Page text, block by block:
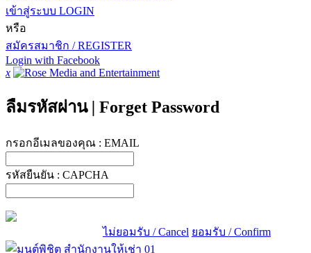
เข้าสู่ระบบ LOGIN
หรือ
สมัครสมาชิก / REGISTER
Login with Facebook
x
ลืมรหัสผ่าน | Forget Password
กรอกอีเมลของคุณ : EMAIL
รหัสยืนยัน : CAPCHA
ไม่ยอมรับ / Cancel ยอมรับ / Confirm